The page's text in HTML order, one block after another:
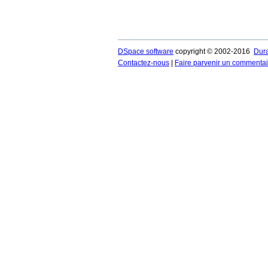
DSpace software copyright © 2002-2016
Contactez-nous
Faire parvenir un